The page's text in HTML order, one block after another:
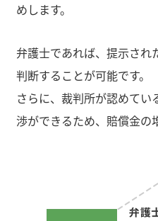
めします。
弁護士であれば、提示され
判断することが可能です。
さらに、裁判所が認めて
渉ができるため、賠償金の